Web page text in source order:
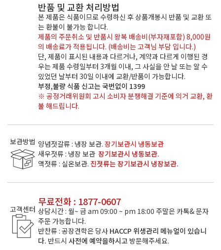
반품 및 교환 처리방법
본 제품은 식품이므로 수령하신 후 상품개봉시 반품 및 교환 또
는 환불이 불가능 합니다.
제품의 주문취소 및 반품시 왕복 배송비(부자재포함) 8,000원
의 배송료가 적용됩니다. (배송비는 고객님 부담 입니다.)
단, 제품이 표시된 내용과 다르거나, 계약과 다르게 이행된 경
우는 제품 수령일부터 3개월 이내, 그 사실을 안 날 또는 알 수
있었던 날부터 30일 이내에 교환/반품이 가능합니다.
부정,불량 식품 신고는 국번없이 1399
※ 공정거래위원회 고시 소비자 분쟁해결 기준에 의거 교환, 환
불 해드립니다.
보관방법 양념젓갈류 : 냉장 보관. 장기보관시 냉동보관
새우젓류 : 냉장 보관 장기보관시 냉동보관.
액젓류 : 실온보관. 진젓류는 장기보관시 냉장보관.
고객센터
무료전화 : 1877-0607
상담시간 : 월~ 금 am 09:00 ~ pm 18:00 주말은 카톡& 문자
주문 가능합니다.
반찬류 : 공장견학은 당사 HACCP 위생관리 메뉴얼이 있습니
다. 반드시 사전에 예약을하시고 방문해주세요.